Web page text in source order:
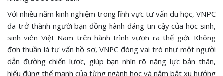
Với nhiều năm kinh nghiệm trong lĩnh vực tư vấn du học, VNPC
đã trở thành người bạn đồng hành đáng tin cậy của học sinh,
sinh viên Việt Nam trên hành trình vươn ra thế giới. Không
đơn thuần là tư vấn hồ sơ, VNPC đóng vai trò như một người
dẫn đường chiến lược, giúp bạn nhìn rõ năng lực bản thân,
hiểu đúng thế mạnh của từng ngành học và nắm bắt xu hướng